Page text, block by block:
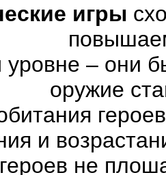
игры
– они
оружие
и
героев не